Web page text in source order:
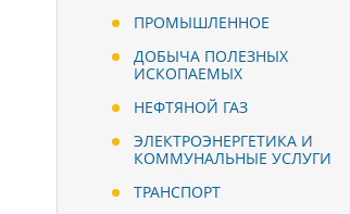
ПРОМЫШЛЕННОЕ
ДОБЫЧА ПОЛЕЗНЫХ
ИСКОПАЕМЫХ
НЕФТЯНОЙ ГАЗ
ЭЛЕКТРОЭНЕРГЕТИКА И
КОММУНАЛЬНЫЕ УСЛУГИ
ТРАНСПОРТ